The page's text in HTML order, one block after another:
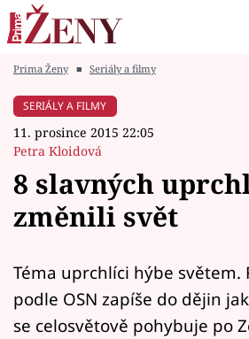
Módní alarm
Témata
Celebrity
Vztahy
Prima Ženy ■ Seriály a filmy
SERIÁLY A FILMY
11. prosince 2015 22:05
Petra Kloidová
8 slavných
změnili svět
Téma uprchlíci hýbe světem.
podle OSN zapíše do dějin
se celosvětově pohybuje po